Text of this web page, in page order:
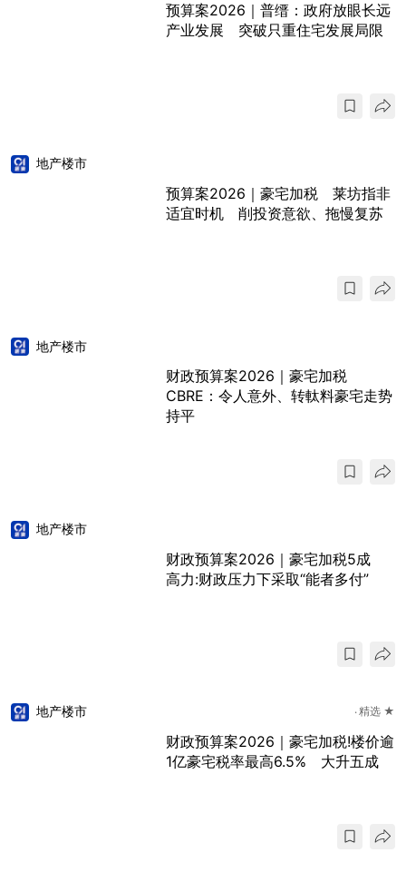
预算案2026｜普缙：政府放眼长远
产业发展 突破只重住宅发展局限
地产楼市
预算案2026｜豪宅加税 莱坊指非
适宜时机 削投资意欲、拖慢复苏
地产楼市
财政预算案2026｜豪宅加税
CBRE：令人意外、转軚料豪宅走势
持平
地产楼市
财政预算案2026｜豪宅加税5成
高力:财政压力下采取“能者多付”
地产楼市 精选 ★
财政预算案2026｜豪宅加税!楼价逾
1亿豪宅税率最高6.5% 大升五成